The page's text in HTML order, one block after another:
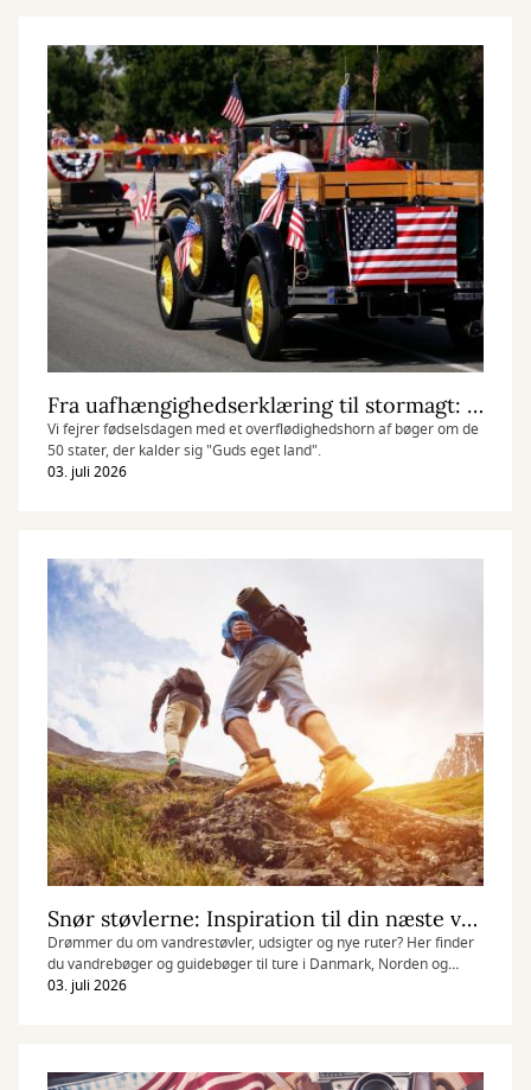
Fra uafhængighedserklæring til stormagt: USA 250 år
Vi fejrer fødselsdagen med et overflødighedshorn af bøger om de
50 stater, der kalder sig "Guds eget land".
03. juli 2026
Snør støvlerne: Inspiration til din næste vandretur
Drømmer du om vandrestøvler, udsigter og nye ruter? Her finder
du vandrebøger og guidebøger til ture i Danmark, Norden og
resten af verden.
03. juli 2026